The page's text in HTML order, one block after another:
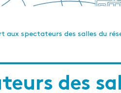
aux spectateurs des salles du
des